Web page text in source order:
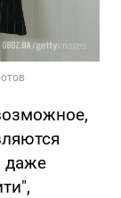
даже